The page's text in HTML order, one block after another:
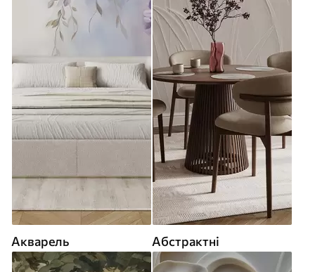
Акварель Абстрактні